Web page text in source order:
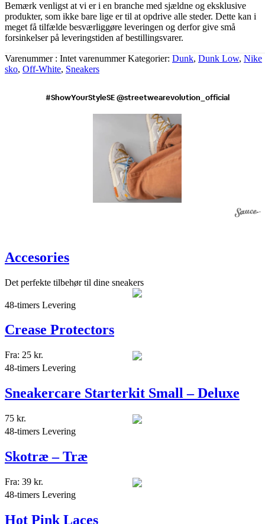
Bemærk venligst at vi er i en branche med sjældne og eksklusive
produkter, som ikke bare lige er til at opdrive alle steder. Dette kan i
meget få tilfælde besværliggøre leveringen og derfor give små
forsinkelser på leveringstiden af bestillingsvarer.
Varenummer Intet varenummerKategorier Dunk, Dunk Low, Nike
sko, Off-White, Sneakers
#ShowYourStyleSE @streetwearevolution_official
Accesories
Det perfekte tilbehør til dine sneakers
48-timers Levering
Crease Protectors
Fra: 25 kr.
48-timers Levering
Sneakercare Starterkit Small – Deluxe
75 kr.
48-timers Levering
Skotræ – Træ
Fra: 39 kr.
48-timers Levering
Hot Pink Laces